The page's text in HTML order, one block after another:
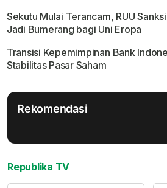
Sekutu Mulai Terancam, RUU
Jadi Bumerang bagi Uni Eropa
Transisi Kepemimpinan Bank
Stabilitas Pasar Saham
Rekomendasi
Republika TV